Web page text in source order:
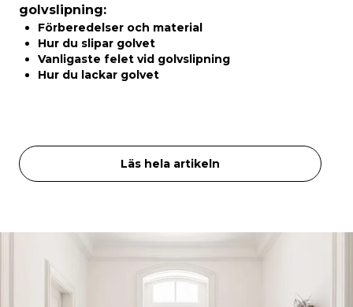
golvslipning:
Förberedelser och material
Hur du slipar golvet
Vanligaste felet vid golvslipning
Hur du lackar golvet
Läs hela artikeln